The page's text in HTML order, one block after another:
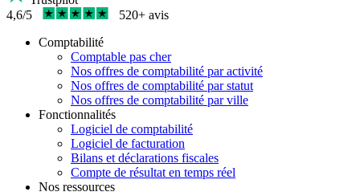
4,6/5
520+ avis
Comptabilité
Comptable pas cher
Nos offres de comptabilité par activité
Nos offres de comptabilité par statut
Nos offres de comptabilité par ville
Fonctionnalités
Logiciel de comptabilité
Logiciel de facturation
Bilans et déclarations fiscales
Compte de résultat en temps réel
Nos ressources